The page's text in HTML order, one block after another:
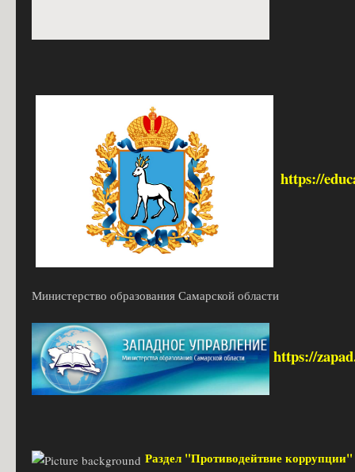
https://
Министерство образования Самарской области
https://
Раздел "Противодейтвие